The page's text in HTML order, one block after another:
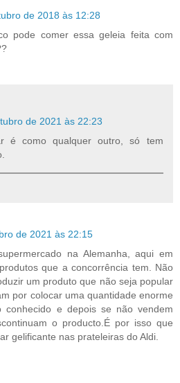
de 2018 às 12:28
pode comer essa geleia feita com
de 2021 às 22:23
é como qualquer outro, só tem
de 2021 às 22:15
na Alemanha, aqui em
que a concorrência tem. Não
um produto que não seja popular
por colocar uma quantidade enorme
conhecido e depois se não vendem
o producto.É por isso que
gelificante nas prateleiras do Aldi.